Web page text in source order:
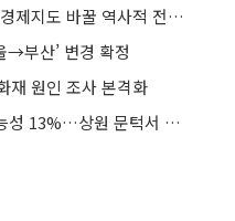
전재수 “HMM 부산 이전, 부산 경제지도 바꿀 역사적 전환점”
→부산’ 변경 확정
재 원인 조사 본격화
美 클래리티 법안 연내 통과 가능성 13%…상원 문턱서 제동